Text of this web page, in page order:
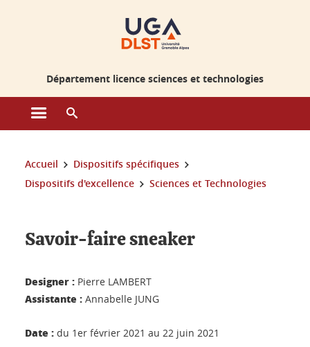
Département licence sciences et technologies
Ouvrir le menu principal
Vous êtes ici :
Accueil
Dispositifs spécifiques
Dispositifs d'excellence
Sciences et Technologies
Savoir-faire sneaker
Designer : Pierre LAMBERT
Assistante : Annabelle JUNG
Date : du 1er février 2021 au 22 juin 2021